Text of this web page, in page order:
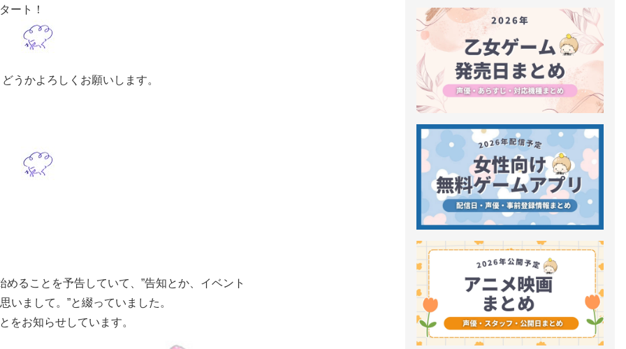
ート！
うかよろしくお願いします。
めることを予告していて、”告知とか、イベント
いまして。”と綴っていました。
をお知らせしています。